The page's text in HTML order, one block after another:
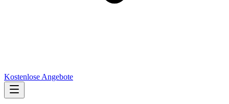
Kostenlose Angebote